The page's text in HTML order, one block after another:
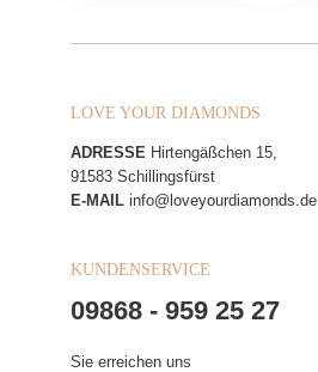
LOVE YOUR DIAMONDS
ADRESSE Hirtengäßchen 15,
91583 Schillingsfürst
E-MAIL info@loveyourdiamonds.de
KUNDENSERVICE
09868 - 959 25 27
Sie erreichen uns